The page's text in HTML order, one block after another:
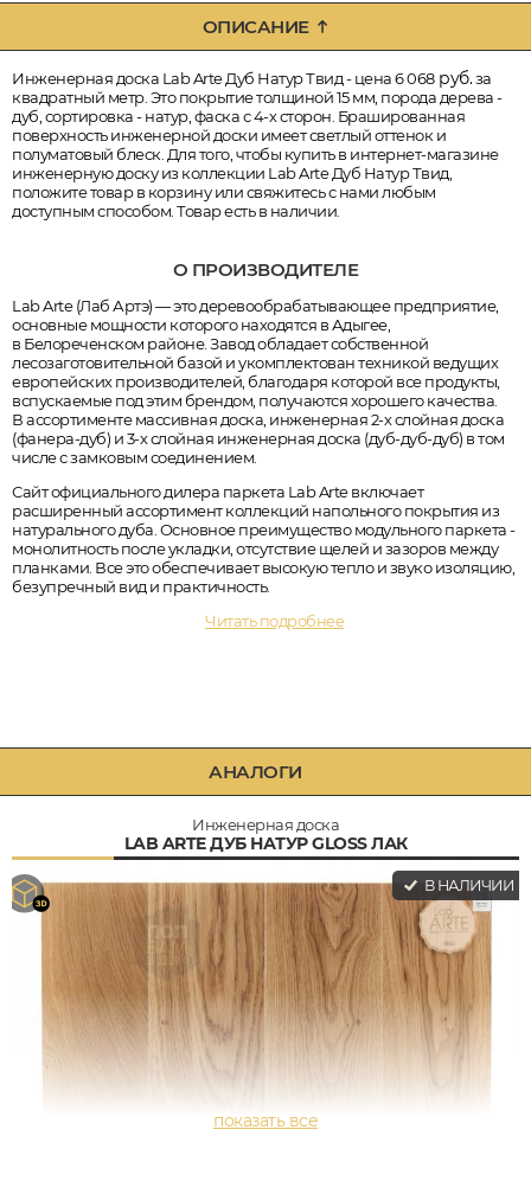
ОПИСАНИЕ
Инженерная доска Lab Arte Дуб Натур Твид - цена 6 068руб.за
квадратный метр. Это покрытие толщиной 15 мм, порода дерева -
дуб, сортировка - натур, фаска с 4-х сторон. Брашированная
поверхность инженерной доски имеет светлый оттенок и
полуматовый блеск. Для того, чтобы купить в интернет-магазине
инженерную доску из коллекции Lab Arte Дуб Натур Твид,
положите товар в корзину или свяжитесь с нами любым
доступным способом. Товар есть в наличии.
О ПРОИЗВОДИТЕЛЕ
Lab Arte (Лаб Артэ) — это деревообрабатывающее предприятие,
основные мощности которого находятся в Адыгее,
в Белореченском районе. Завод обладает собственной
лесозаготовительной базой и укомплектован техникой ведущих
европейских производителей, благодаря которой все продукты,
вспускаемые под этим брендом, получаются хорошего качества.
В ассортименте массивная доска, инженерная 2-х слойная доска
(фанера-дуб) и 3-х слойная инженерная доска (дуб-дуб-дуб) в том
числе с замковым соединением.
Сайт официального дилера паркета Lab Arte включает
расширенный ассортимент коллекций напольного покрытия из
натурального дуба. Основное преимущество модульного паркета -
монолитность после укладки, отсутствие щелей и зазоров между
планками. Все это обеспечивает высокую тепло и звуко изоляцию,
безупречный вид и практичность.
Читать подробнее
АНАЛОГИ
Инженерная доска
LAB ARTE ДУБ НАТУР GLOSS ЛАК
В НАЛИЧИИ